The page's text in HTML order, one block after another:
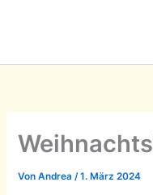
VonAndrea/1. März 2024